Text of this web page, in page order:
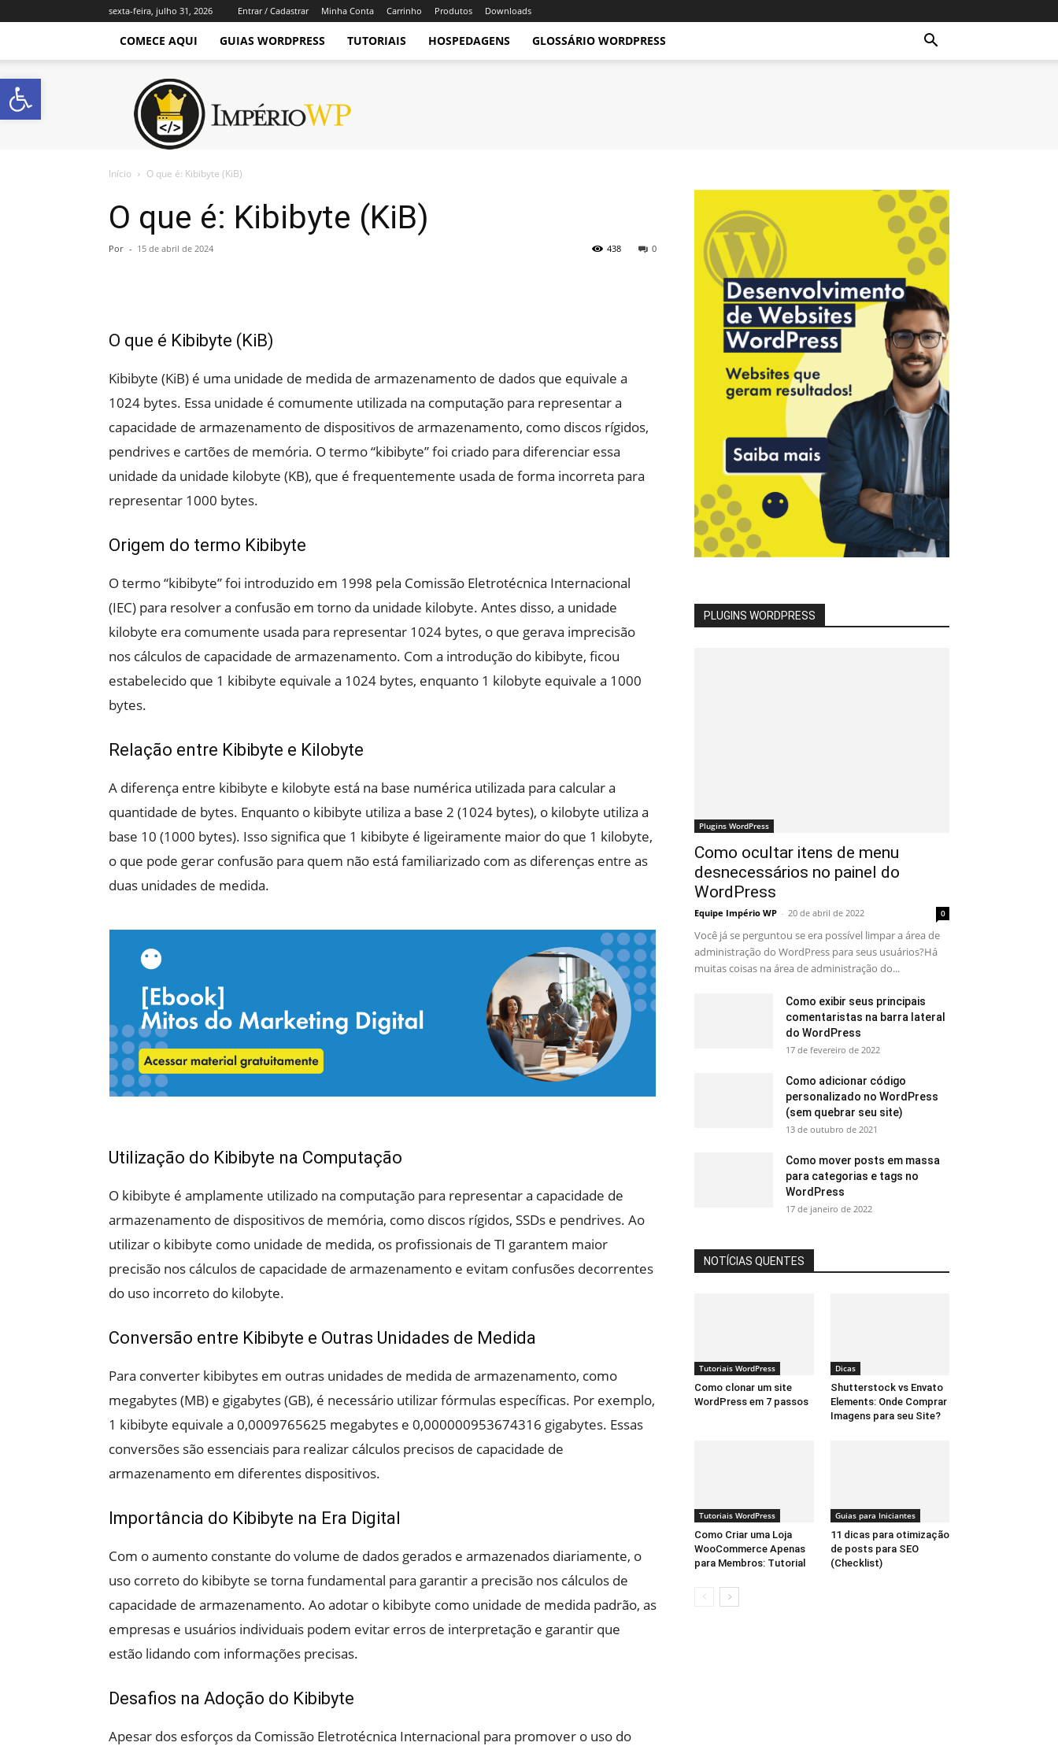
sexta-feira, julho 31, 2026 Entrar / Cadastrar Minha Conta Carrinho Produtos Downloads
COMECE AQUI GUIAS WORDPRESS TUTORIAIS HOSPEDAGENS GLOSSÁRIO WORDPRESS
Império
WordPress
Início O que é: Kibibyte (KiB)
O que é: Kibibyte (KiB)
Por - 15 de abril de 2024 0
438
O que é Kibibyte (KiB)
Kibibyte (KiB) é uma unidade de medida de armazenamento de dados que equivale a
1024 bytes. Essa unidade é comumente utilizada na computação para representar a
capacidade de armazenamento de dispositivos de armazenamento, como discos rígidos,
pendrives e cartões de memória. O termo “kibibyte” foi criado para diferenciar essa
unidade da unidade kilobyte (KB), que é frequentemente usada de forma incorreta para
representar 1000 bytes.
Origem do termo Kibibyte
O termo “kibibyte” foi introduzido em 1998 pela Comissão Eletrotécnica Internacional
(IEC) para resolver a confusão em torno da unidade kilobyte. Antes disso, a unidade
kilobyte era comumente usada para representar 1024 bytes, o que gerava imprecisão
nos cálculos de capacidade de armazenamento. Com a introdução do kibibyte, ficou
estabelecido que 1 kibibyte equivale a 1024 bytes, enquanto 1 kilobyte equivale a 1000
bytes.
Relação entre Kibibyte e Kilobyte
A diferença entre kibibyte e kilobyte está na base numérica utilizada para calcular a
quantidade de bytes. Enquanto o kibibyte utiliza a base 2 (1024 bytes), o kilobyte utiliza a
base 10 (1000 bytes). Isso significa que 1 kibibyte é ligeiramente maior do que 1 kilobyte,
o que pode gerar confusão para quem não está familiarizado com as diferenças entre as
duas unidades de medida.
Utilização do Kibibyte na Computação
O kibibyte é amplamente utilizado na computação para representar a capacidade de
armazenamento de dispositivos de memória, como discos rígidos, SSDs e pendrives. Ao
utilizar o kibibyte como unidade de medida, os profissionais de TI garantem maior
precisão nos cálculos de capacidade de armazenamento e evitam confusões decorrentes
do uso incorreto do kilobyte.
Conversão entre Kibibyte e Outras Unidades de Medida
Para converter kibibytes em outras unidades de medida de armazenamento, como
megabytes (MB) e gigabytes (GB), é necessário utilizar fórmulas específicas. Por exemplo,
1 kibibyte equivale a 0,0009765625 megabytes e 0,000000953674316 gigabytes. Essas
conversões são essenciais para realizar cálculos precisos de capacidade de
armazenamento em diferentes dispositivos.
Importância do Kibibyte na Era Digital
Com o aumento constante do volume de dados gerados e armazenados diariamente, o
uso correto do kibibyte se torna fundamental para garantir a precisão nos cálculos de
capacidade de armazenamento. Ao adotar o kibibyte como unidade de medida padrão, as
empresas e usuários individuais podem evitar erros de interpretação e garantir que
estão lidando com informações precisas.
Desafios na Adoção do Kibibyte
Apesar dos esforços da Comissão Eletrotécnica Internacional para promover o uso do
PLUGINS WORDPRESS
Plugins WordPress
Como ocultar itens de menu
desnecessários no painel do
WordPress
Equipe Império WP - 20 de abril de 2022 0
Você já se perguntou se era possível limpar a área de
administração do WordPress para seus usuários?Há
muitas coisas na área de administração do...
Como exibir seus principais
comentaristas na barra lateral
do WordPress
17 de fevereiro de 2022
Como adicionar código
personalizado no WordPress
(sem quebrar seu site)
13 de outubro de 2021
Como mover posts em massa
para categorias e tags no
WordPress
17 de janeiro de 2022
NOTÍCIAS QUENTES
Tutoriais WordPress
Como clonar um site
WordPress em 7 passos
Dicas
Shutterstock vs Envato
Elements: Onde Comprar
Imagens para seu Site?
Tutoriais WordPress
Como Criar uma Loja
WooCommerce Apenas
para Membros: Tutorial
Guias para Iniciantes
11 dicas para otimização
de posts para SEO
(Checklist)
Abrir a barra de ferramentas